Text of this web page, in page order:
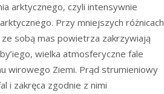
arktycznego, czyli intensywnie
Przy mniejszych różnicach
sobą mas powietrza zakrzywiają
wielka atmosferyczne fale
wirowego Ziemi. Prąd strumieniowy
i zakręca zgodnie z nimi